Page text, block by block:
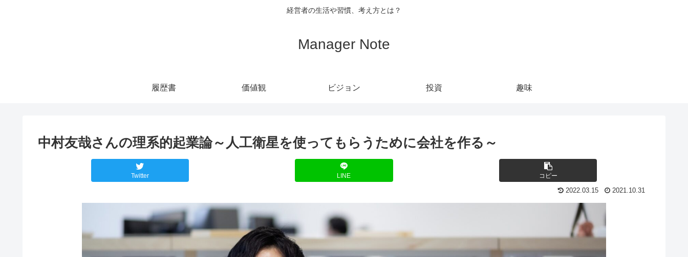
経営者の生活や習慣、考え方とは？
Manager Note
履歴書 価値観 ビジョン 投資 趣味
中村友哉さんの理系的起業論～人工衛星を使ってもらうために会社を作る～
Twitter LINE コピー
2022.03.15 2021.10.31